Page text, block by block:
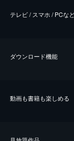
テレビ / スマホ / PCな
ダウンロード機能
動画も書籍も楽しめる